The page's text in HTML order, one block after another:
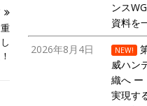
ンス
資料を
2026年8月4日
NEW!
威ハン
織へ ー
実現す